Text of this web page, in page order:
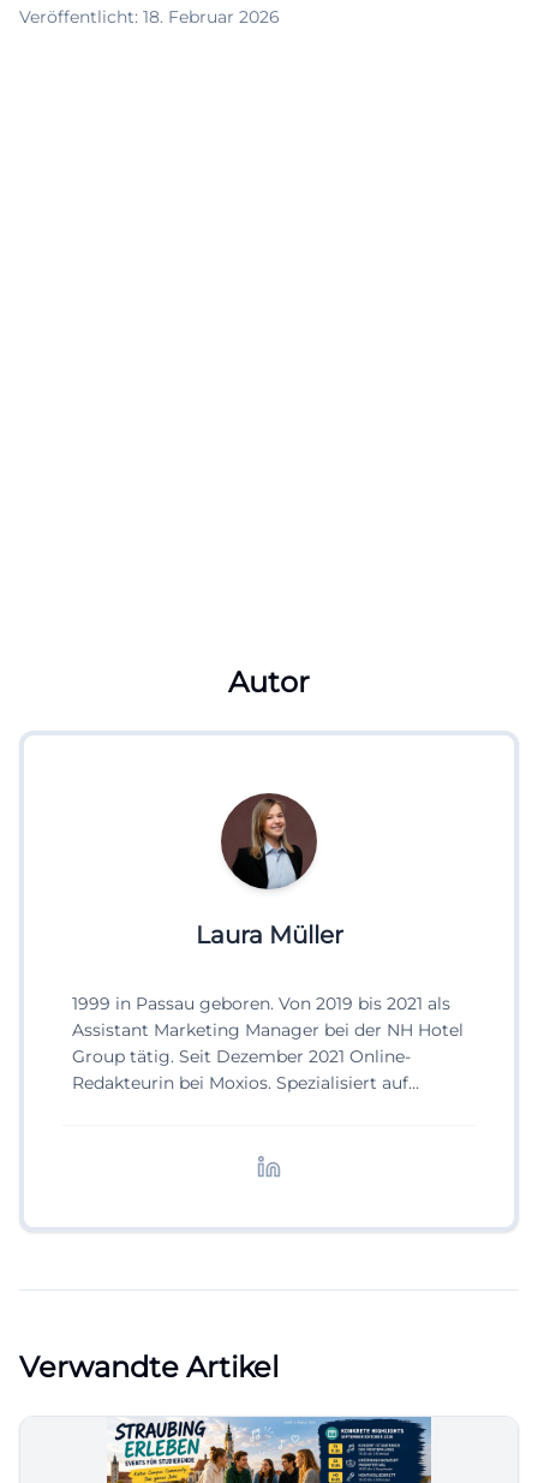
Veröffentlicht: 18. Februar 2026
Autor
Laura Müller
1999 in Passau geboren. Von 2019 bis 2021 als
Assistant Marketing Manager bei der NH Hotel
Group tätig. Seit Dezember 2021 Online-
Redakteurin bei Moxios. Spezialisiert auf
Verwandte Artikel